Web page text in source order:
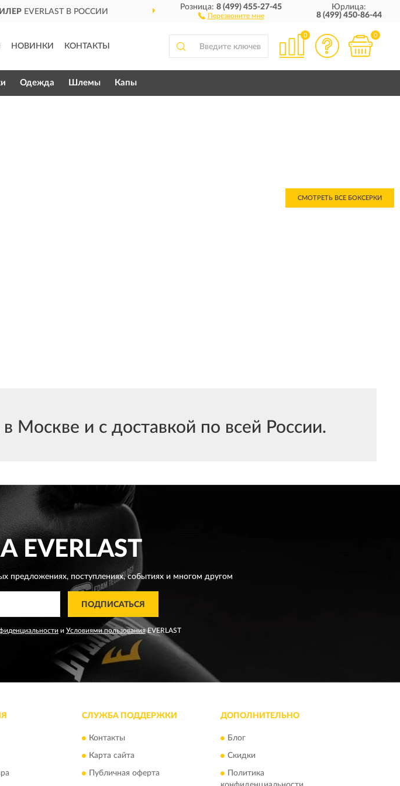
EVERLAST В РОССИИ ДОСТАВИМ ПО ВСЕЙ РОССИИ
Розница:8 (499) 455-27-45
Перезвоните мне
Юрлица:
8 (499) 450-86-44
НОВИНКИ КОНТАКТЫ
0 0
Одежда Шлемы Капы
СМОТРЕТЬ ВСЕ БОКСЕРКИ
и с доставкой по всей России.
EVERLAST
предложениях,поступлениях, событиях и многом другом
ПОДПИСАТЬСЯ
и Условиями пользованияEVERLAST
СЛУЖБА ПОДДЕРЖКИ
Контакты
Карта сайта
Публичная оферта
ДОПОЛНИТЕЛЬНО
Блог
Скидки
Политика